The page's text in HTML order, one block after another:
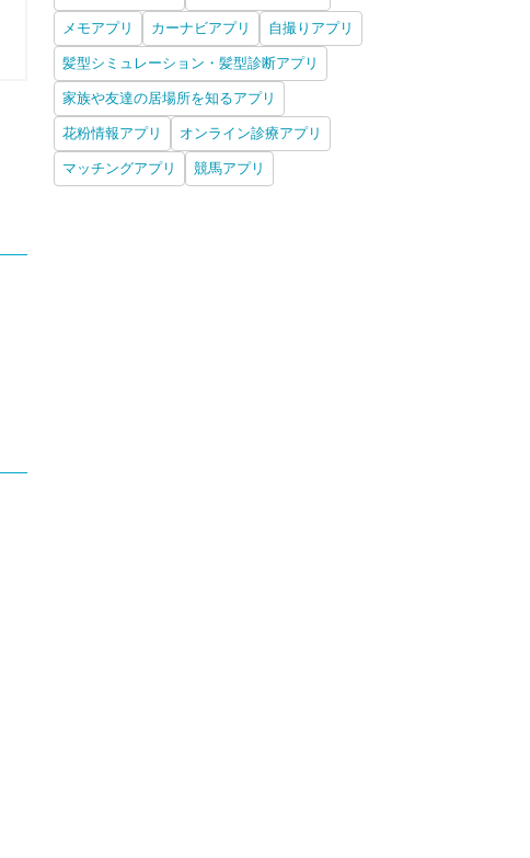
メモアプリ カーナビアプリ 自撮りアプリ
髪型シミュレーション・髪型診断アプリ
家族や友達の居場所を知るアプリ
花粉情報アプリ オンライン診療アプリ
マッチングアプリ 競馬アプリ